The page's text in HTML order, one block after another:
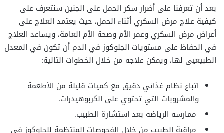
بعد أن تعرفنا على أضرار سكر الحمل على الجنين سنتعرف على
كيفية علاج مرض السكري أثناء الحمل، حيث يعتمد العلاج على
أعراض مرض السكري وعمر الأم وصحة الأم العامة، ويساعد العلاج
في الحفاظ على مستويات الجلوكوز في الدم أن تكون في المعدل
الطبيعيى لها، ويمكن علاجه من خلال الخطوات التالية:
اتباع نظام غذائي دقيق مع كميات قليلة من الأطعمة
والمشروبات التي تحتوي على الكربوهيدرات.
ممارسه الرياضه بعد استشارة الطبيب.
مراقبة الطبيب من خلال الفحوصات المنتظمة للجلوكوز في